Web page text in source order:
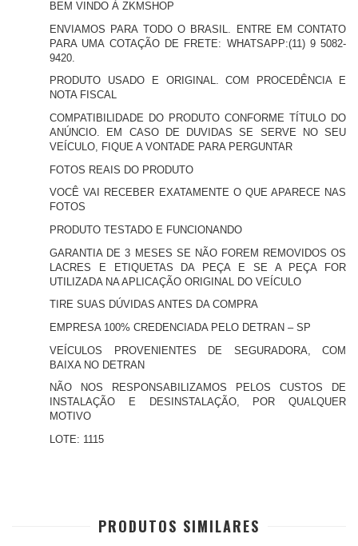
BEM VINDO À ZKMSHOP
ENVIAMOS PARA TODO O BRASIL. ENTRE EM CONTATO
PARA UMA COTAÇÃO DE FRETE: WHATSAPP:(11) 9 5082-
9420.
PRODUTO USADO E ORIGINAL. COM PROCEDÊNCIA E
NOTA FISCAL
COMPATIBILIDADE DO PRODUTO CONFORME TÍTULO DO
ANÚNCIO. EM CASO DE DUVIDAS SE SERVE NO SEU
VEÍCULO, FIQUE A VONTADE PARA PERGUNTAR
FOTOS REAIS DO PRODUTO
VOCÊ VAI RECEBER EXATAMENTE O QUE APARECE NAS
FOTOS
PRODUTO TESTADO E FUNCIONANDO
GARANTIA DE 3 MESES SE NÃO FOREM REMOVIDOS OS
LACRES E ETIQUETAS DA PEÇA E SE A PEÇA FOR
UTILIZADA NA APLICAÇÃO ORIGINAL DO VEÍCULO
TIRE SUAS DÚVIDAS ANTES DA COMPRA
EMPRESA 100% CREDENCIADA PELO DETRAN – SP
VEÍCULOS PROVENIENTES DE SEGURADORA, COM
BAIXA NO DETRAN
NÃO NOS RESPONSABILIZAMOS PELOS CUSTOS DE
INSTALAÇÃO E DESINSTALAÇÃO, POR QUALQUER
MOTIVO
LOTE: 1115
PRODUTOS SIMILARES